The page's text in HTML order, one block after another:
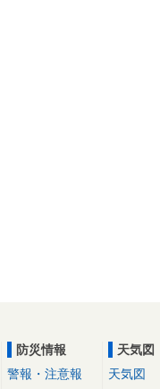
防災情報
警報・注意報
天気図
天気図